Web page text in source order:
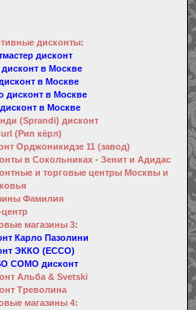
дисконты:
дисконт
дисконт в Москве
в Москве
дисконт в Москве
в Москве
(Sprandi) дисконт
(Рип кёрл)
Орджоникидзе 11 (завод)
в Сокольниках - Зенит и Адидас
и торговые центры Москвы и
Фамилия
магазины 3:
Карло Пазолини
ЭККО (ECCO)
COMO дисконт
Альба & Svetski
Треволина
магазины 4: